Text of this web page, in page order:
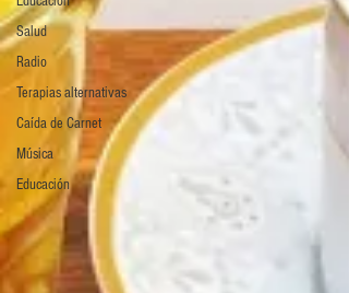
Salud
Radio
Terapias alternativas
Caída de Carnet
Música
Educación